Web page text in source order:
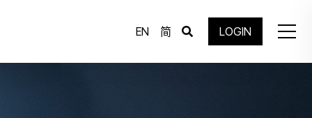
EN 简 LOGIN